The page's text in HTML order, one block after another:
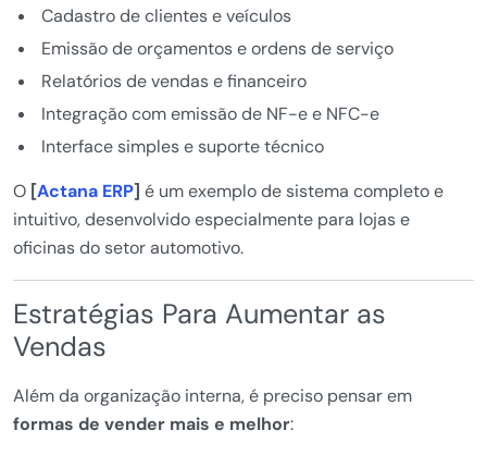
Cadastro de clientes e veículos
Emissão de orçamentos e ordens de serviço
Relatórios de vendas e financeiro
Integração com emissão de NF-e e NFC-e
Interface simples e suporte técnico
O [Actana ERP] é um exemplo de sistema completo e
intuitivo, desenvolvido especialmente para lojas e
oficinas do setor automotivo.
Estratégias Para Aumentar as
Vendas
Além da organização interna, é preciso pensar em
formas de vender mais e melhor: